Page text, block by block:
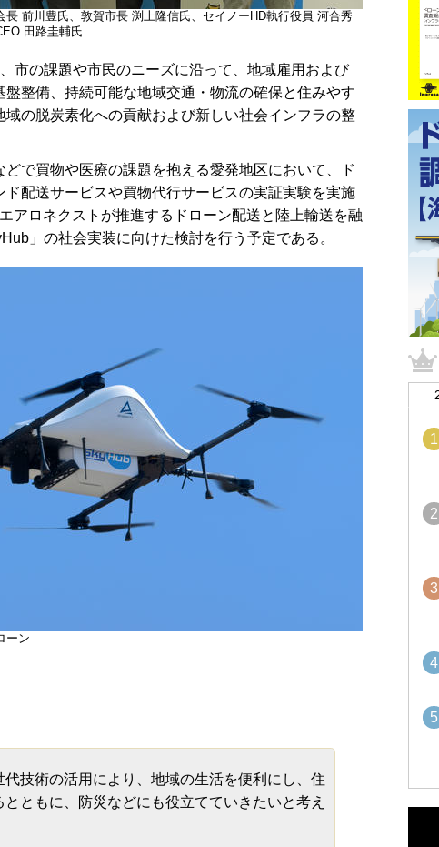
長 前川豊氏、敦賀市長 渕上隆信氏、セイノーHD執行役員 河合秀
田路圭輔氏
市の課題や市民のニーズに沿って、地域雇用および
盤整備、持続可能な地域交通・物流の確保と住みやす
域の脱炭素化への貢献および新しい社会インフラの整
で買物や医療の課題を抱える愛発地区において、ド
ド配送サービスや買物代行サービスの実証実験を実施
アロネクストが推進するドローン配送と陸上輸送を融
」の社会実装に向けた検討を行う予定である。
ーン
技術の活用により、地域の生活を便利にし、住
ともに、防災などにも役立てていきたいと考え
1
2
3
4
5